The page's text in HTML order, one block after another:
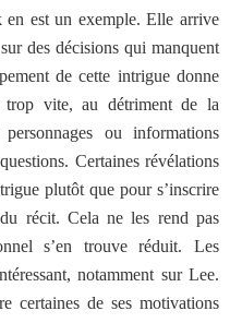
est un exemple. Elle arrive
des décisions qui manquent
de cette intrigue donne
trop vite, au détriment de la
ou informations
Certaines révélations
plutôt que pour s’inscrire
récit. Cela ne les rend pas
s’en trouve réduit. Les
notamment sur Lee.
certaines de ses motivations